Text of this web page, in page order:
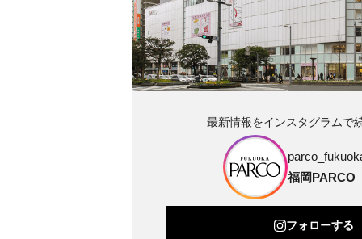
最新情報をインスタグラムで
福岡PARCO
フォローする